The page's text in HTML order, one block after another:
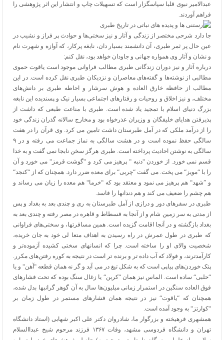
عبدالامیر نبوی قلبا سپاسگزار است که تسهیلات چاپ و انتشار این اثر پژوهشی را
فراهم آوردند.
جا دارد شرحی مختصر از زندگی و آثار و نیز سختی‌ها و حوادث پر فراز و نشیب در
عین حال پر ثمر طبری، آن دانشمند بسیار دان، نابغه پرکار، که آوازه و شهرت نام
و نشان و آثار وی همواره جهانی و جاودان خواهد بود، نقل کنم:
درباره آثار و نیز دوران زندگانی طبری مطالب فراوانی موجود است یاقوت حموی
مطالبی از نوشته‌ها و گفته‌های معاصران و نزدیکان طبری نقل کرده است. در این
مطالب از حافظه خارق العاده و هوش سرشار و احاطه طبری بر دانش‌های
مختلف، و نیز اخلاق و روحیات و رفتار‌های اجتماعی بسیار نیک و پسندیده این نابغه
بزرگ دنیای اسلام با تمجید یاد شده است. طبری با مناعت طبعی که داشت از
پذیرفتن هدایای خلیفگان و وزیران عذرخواه بود و مخارج سالانه گذران زندگی خود
را از درآمد ملکی که در آمل طبرستان داشت تامین می کرد. وی قرآن را در هفت
سالگی حفظ نموده است و در هشت سالگی به نماز جماعت می رفته و در ۹
سالگی به نوشتن احادیث پرداخته است. طبری هرگز سخن نابجا نمی گفت و به خدا
قسم نمی خورد. از خوردن “دنبه “ پرهیز می کرد و “گوشت قرمز“ می خورد و آن
را با “مویز“ می پخت. می گفت “چربی“ برای معده ضرر دارد. همچنان که از “کنجد“
و ”شهد“ هم پرهیز می نمود و معتقد بود که “خرما“ هم معده را زیان می رساند و
هم چشم را ضعیف می کند و هم دندانها را فاسد.
طبری در سفرهای دور و درازی از آمل طبرستان به ری و چندی بعد به بغداد و پس
از مدتی به سر زمین شام و از آنجا به فسطاط و قاهره در مصر رفته و چندی بعد به
بغداد بازگشته و در آنجا اقامت گزیده است. همین مسافرتها، و سختی‌های فراوانی
که طبری در طول عمرش در راه رسیدن به اهداف متعا لی خود به جان خریده،
شخصیت والای او را ساخته است. چرا که انسانهای سختی کشیده آزموده‌تر و
کارآمدترند، و فولاد که آب داده تر و برنده تر است در نتیجه به کوره رفتن‌های مکرر.
پتک خوردن‌های پیاپی است که به شکل تیغ در می آید و گر نه همان قطعه “آهن“ و یا
“حلبی“ ساده است. الماس نیز همان “کربن“ یا زغال سنگ بوده که تحت فشارهای
فوق العاده سنگین در استمرار زمانی میلیون‌ها سال به آن گوهر گرانبها بدل شده،
همچنان که “یاقوت“ نیز در نتیجه همان فشارهای مستمر در طول زمان بر
“کوارتز“ به وجود آمده است.
همشهری فرهیخته و بزرگوار ما، شادروان دکتر علی اکبر شهابی (استاد دانشگاه
تهران و دانشگاه فردوسی مشهد، وفات ۱۳۶۷ فرزند مرحوم شیخ عبداالسلام